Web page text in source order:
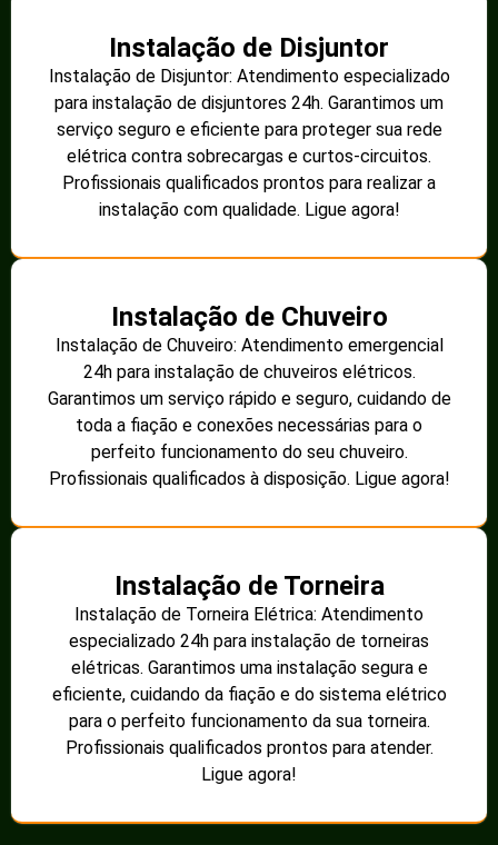
Instalação de Disjuntor
Instalação de Disjuntor: Atendimento especializado
para instalação de disjuntores 24h. Garantimos um
serviço seguro e eficiente para proteger sua rede
elétrica contra sobrecargas e curtos-circuitos.
Profissionais qualificados prontos para realizar a
instalação com qualidade. Ligue agora!
Instalação de Chuveiro
Instalação de Chuveiro: Atendimento emergencial
24h para instalação de chuveiros elétricos.
Garantimos um serviço rápido e seguro, cuidando de
toda a fiação e conexões necessárias para o
perfeito funcionamento do seu chuveiro.
Profissionais qualificados à disposição. Ligue agora!
Instalação de Torneira
Instalação de Torneira Elétrica: Atendimento
especializado 24h para instalação de torneiras
elétricas. Garantimos uma instalação segura e
eficiente, cuidando da fiação e do sistema elétrico
para o perfeito funcionamento da sua torneira.
Profissionais qualificados prontos para atender.
Ligue agora!